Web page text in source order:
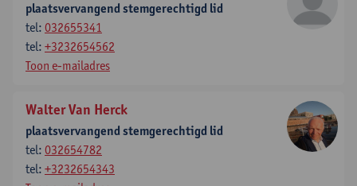
plaatsvervangend stemgerechtigd lid
tel: 032655341
tel: +3232654562
Toon e-mailadres
Walter Van Herck
plaatsvervangend stemgerechtigd lid
tel: 032654782
tel: +3232654343